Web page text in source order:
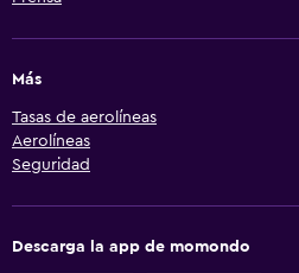
Más
Tasas de aerolíneas
Aerolíneas
Seguridad
Descarga la app de momondo